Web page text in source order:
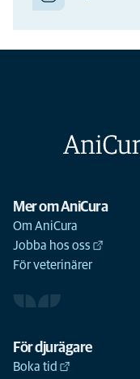
Mer om AniCura
Om AniCura
Jobba hos oss
För veterinärer
För djurägare
Boka tid